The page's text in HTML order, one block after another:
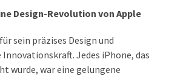
Design-Revolution von Apple
sein präzises Design und
Jedes iPhone, das
wurde, war eine gelungene